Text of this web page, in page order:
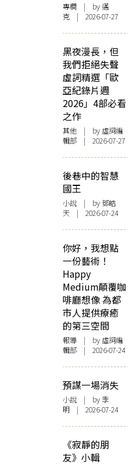
專欄 | by邁
克 | 2026-07-27
黑夜漫長，但
我們拒絕失聲
虛詞精選「歐
亞紀錄片週
2026」4部必看
之作
其他 | by 虛詞編
輯部 | 2026-07-27
後巷中的智慧
國王
小說 | by 鄧皓
天 | 2026-07-24
你好，我想點
一份藝術！
Happy
Medium顛覆咖
啡廳想像 為都
市人提供療癒
的第三空間
報導 | by 虛詞編
輯部 | 2026-07-24
預謀一場消失
小說 | by 季
明 | 2026-07-24
《寂靜的朋
友》小輯